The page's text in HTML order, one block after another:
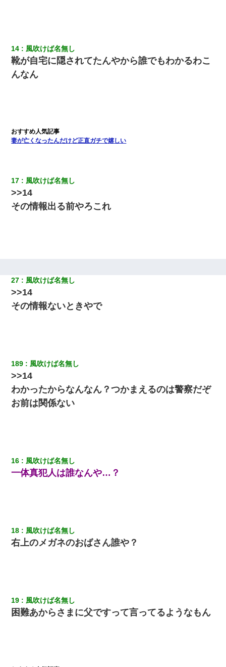
って知ってるの？」相手『 』結果→
新卒の女性社員に1年半ストーカーされていた。俺「マジで怖い」
上司「話をしてみる」→女性社員「実は10数年前に…」
私は家が貧しくて、手に職をつけようと看護師になった。だけど
さっき嫁から、「愛しています」ってメールが届いた。俺も「愛
してます」って送ったら
「パワハラを受けたから思い切って転職した」とSNSで呟いた
私が遺産を相続。→それを知った義両親が「旅行代金を出せ！」
「リフォーム費用を負担しろ！」「金の管理は私達がする！」と
元旦那から復縁要請。息子「最新型のiPhoneも買えない貧乏は嫌
だ、再婚して」私「なら父親と暮らせ」息子「やった＾＾」私
（もう手遅れだったんだな…）
17年飼っていた犬が亡くなった。鼻水垂らし嗚咽する私に、猫が
14 風吹けば名無し
靴が自宅に隠されてたんやから誰でもわかるわこ
んなん
妻が亡くなったんだけど正直ガチで嬉しい
17 風吹けば名無し
>>14
その情報出る前やろこれ
27 風吹けば名無し
>>14
その情報ないときやで
189 風吹けば名無し
>>14
わかったからなんなん？つかまえるのは警察だぞ
お前は関係ない
16 風吹けば名無し
一体真犯人は誰なんや…？
18 風吹けば名無し
右上のメガネのおばさん誰や？
19 風吹けば名無し
困難あからさまに父ですって言ってるようなもん